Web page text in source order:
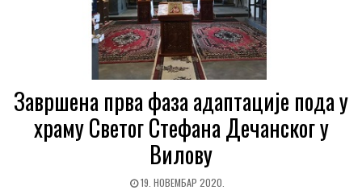
Завршена прва фаза адаптације пода у
храму Светог Стефана Дечанског у
Вилову
19. НОВЕМБАР 2020.